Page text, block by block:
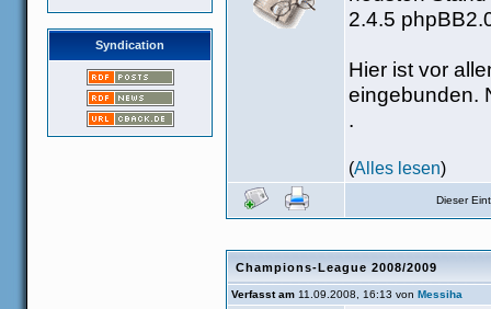
Syndication
2.4.5
Hier ist vor
eingebunden.
.
(Alles lesen)
Dieser
Champions-League 2008/2009
Verfasst am 11.09.2008, 16:13 von Messiha